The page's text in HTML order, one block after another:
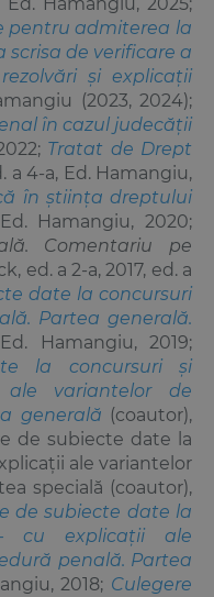
Ed. Hamangiu, 2025;
pentru admiterea la
scrisa de verificare a
și explicații
(2023, 2024);
în cazul judecăţii
Tratat de Drept
a 4-a, Ed. Hamangiu,
în ştiinţa dreptului
Hamangiu, 2020;
Comentariu pe
ed. a 2-a, 2017, ed. a
date la concursuri
Partea generală.
Hamangiu, 2019;
la concursuri şi
variantelor de
generală (coautor),
de subiecte date la
ale variantelor
specială (coautor),
de subiecte date la
cu explicaţii ale
penală. Partea
2018; Culegere